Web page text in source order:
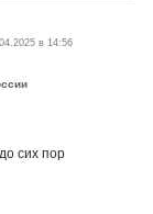
в 14:56
сих пор